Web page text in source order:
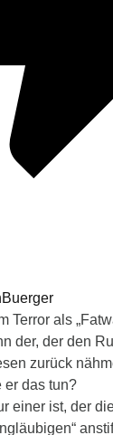
Terror als
der, der den
zurück
er das tun?
einer ist, der